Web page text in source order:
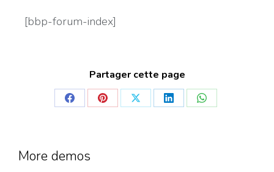
[bbp-forum-index]
Partager cette page
More demos